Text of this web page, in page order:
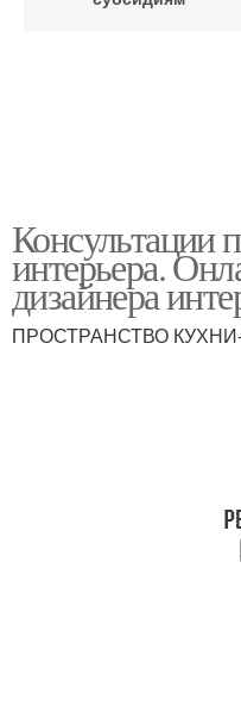
Консультации
интерьера.
дизайнера
ПРОСТРАНСТВО